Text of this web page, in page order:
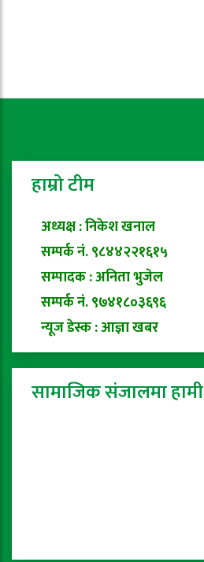
हाम्रो टीम
अध्यक्ष : निकेश खनाल
सम्पर्क नं. ९८४४२२१६१५
सम्पादक : अनिता भुजेल
सम्पर्क नं. ९७४१८०३६९६
न्यूज डेस्क : आज्ञा खबर
सामाजिक संजालमा हामी